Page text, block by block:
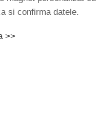
si confirma datele.
>>